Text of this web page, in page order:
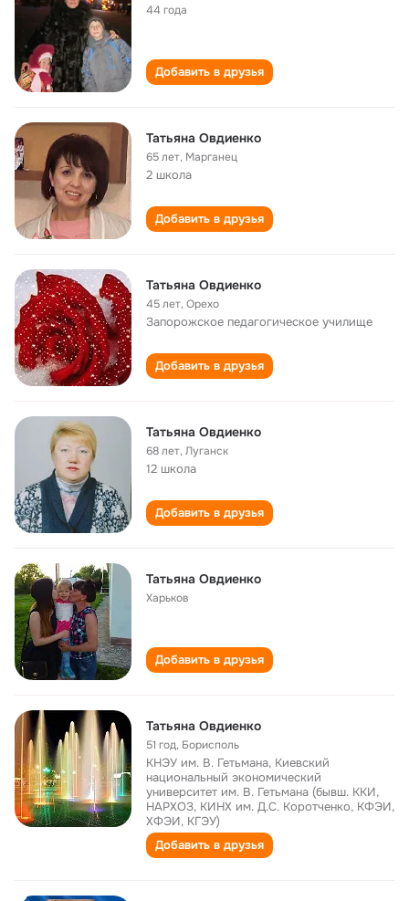
44 года
Добавить в друзья
Татьяна Овдиенко
65 лет, Марганец
2 школа
Добавить в друзья
Татьяна Овдиенко
45 лет,Орехо
Запорожское педагогическое училище
Добавить в друзья
Татьяна Овдиенко
68 лет,Луганск
12 школа
Добавить в друзья
Татьяна Овдиенко
Харьков
Добавить в друзья
Татьяна Овдиенко
51 год, Борисполь
КНЭУ им. В. Гетьмана, Киевский
национальный экономический
университет им. В. Гетьмана (бывш. ККИ,
НАРХОЗ, КИНХ им. Д.С. Коротченко, КФЭИ,
ХФЭИ, КГЭУ)
Добавить в друзья